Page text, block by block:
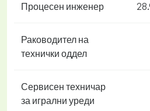
Процесен инженер
Раководител на
технички оддел
Сервисен техничар
за игрални уреди